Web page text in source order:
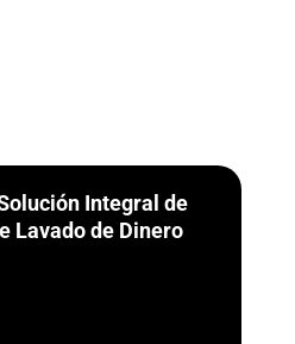
Integral de
Lavado de Dinero